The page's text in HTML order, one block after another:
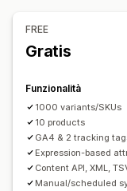
Gestione del feed
Sincronizzazione
Sincronizzazione
Selezione dei
Assistenza per le
Monitoraggio delle
Multiformato
Inserzioni
FREE
Gratis
Funzionalità
1000 variants/SKUs
10 products
GA4 & 2 tracking
Expression-based
Content API, XML,
Manual/scheduled